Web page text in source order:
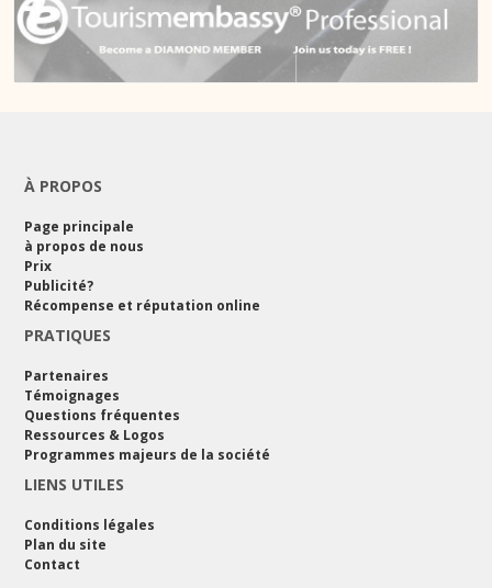
À PROPOS
Page principale
à propos de nous
Prix
Publicité?
Récompense et réputation online
PRATIQUES
Partenaires
Témoignages
Questions fréquentes
Ressources & Logos
Programmes majeurs de la société
LIENS UTILES
Conditions légales
Plan du site
Contact